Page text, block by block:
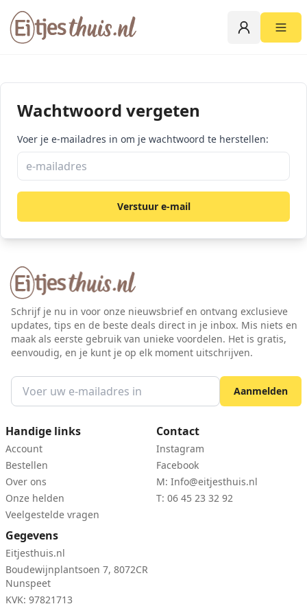
Wachtwoord vergeten
Voer je e-mailadres in om je wachtwoord te herstellen:
Verstuur e-mail
Handige links
Account
Bestellen
Over ons
Onze helden
Veelgestelde vragen
Contact
Instagram
Facebook
M: Info@eitjesthuis.nl
T: 06 45 23 32 92
Gegevens
Eitjesthuis.nl
Boudewijnplantsoen 7, 8072CR
Nunspeet
KVK: 97821713
Schrijf je nu in voor onze nieuwsbrief en ontvang exclusieve
updates, tips en de beste deals direct in je inbox. Mis niets en
maak als eerste gebruik van unieke voordelen. Het is gratis,
eenvoudig, en je kunt je op elk moment uitschrijven.
Aanmelden